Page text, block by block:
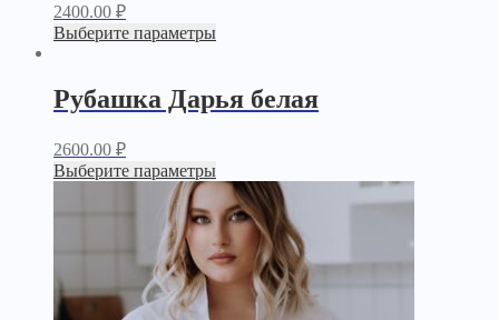
2400.00 ₽
Выберите параметры
Рубашка Дарья белая
2600.00 ₽
Выберите параметры